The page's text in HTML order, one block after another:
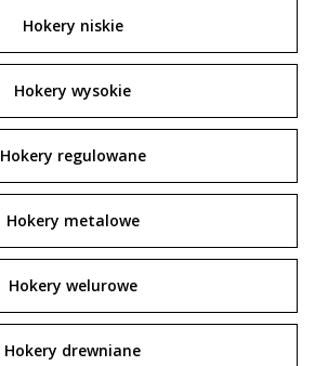
Hokery niskie
Hokery wysokie
Hokery regulowane
Hokery metalowe
Hokery welurowe
Hokery drewniane